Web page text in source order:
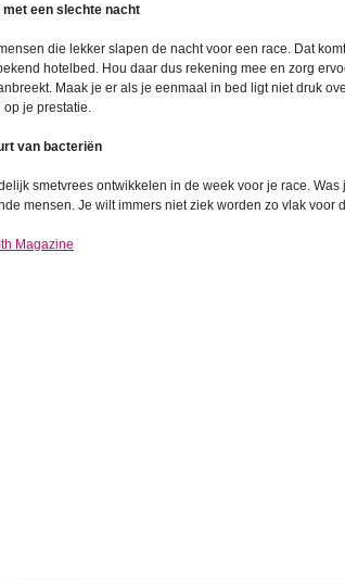
een slechte nacht
die lekker slapen de nacht voor een race. Dat
hotelbed. Hou daar dus rekening mee en zorg
Maak je er als je eenmaal in bed ligt niet druk
je prestatie.
van bacteriën
smetvrees ontwikkelen in de week voor je race.
mensen. Je wilt immers niet ziek worden zo vlak voor
Magazine